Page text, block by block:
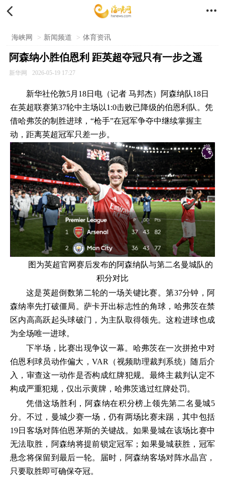
 
海峡网 > 新闻频道 > 体育资讯
阿森纳小胜伯恩利 距英超夺冠只有一步之遥
新华网 2026-05-19 17:27
新华社伦敦5月18日电（记者 马邦杰）阿森纳队18日
在英超联赛第37轮中主场以1:0击败已降级的伯恩利队。凭
借哈弗茨的制胜进球，“枪手”在冠军争夺中继续掌握主
动，距离英超冠军只差一步。
图为英超官网赛后发布的阿森纳队与第二名曼城队的
积分对比
这是英超倒数第二轮的一场关键比赛。第37分钟，阿
森纳率先打破僵局。萨卡开出标志性的角球，哈弗茨在禁
区内高高跃起头球破门，为主队取得领先。这粒进球也成
为全场唯一进球。
下半场，比赛出现争议一幕。哈弗茨在一次拼抢中对
伯恩利球员动作偏大，VAR（视频助理裁判系统）随后介
入，审查这一动作是否构成红牌犯规。最终主裁判认定不
构成严重犯规，仅出示黄牌，哈弗茨逃过红牌处罚。
凭借这场胜利，阿森纳在积分榜上领先第二名曼城5
分。不过，曼城少赛一场，仍有两场比赛未踢，其中包括
19日客场对阵伯恩茅斯的关键战。如果曼城在该场比赛中
无法取胜，阿森纳将提前锁定冠军；如果曼城获胜，冠军
悬念将保留到最后一轮。届时，阿森纳客场对阵水晶宫，
只要取胜即可确保夺冠。